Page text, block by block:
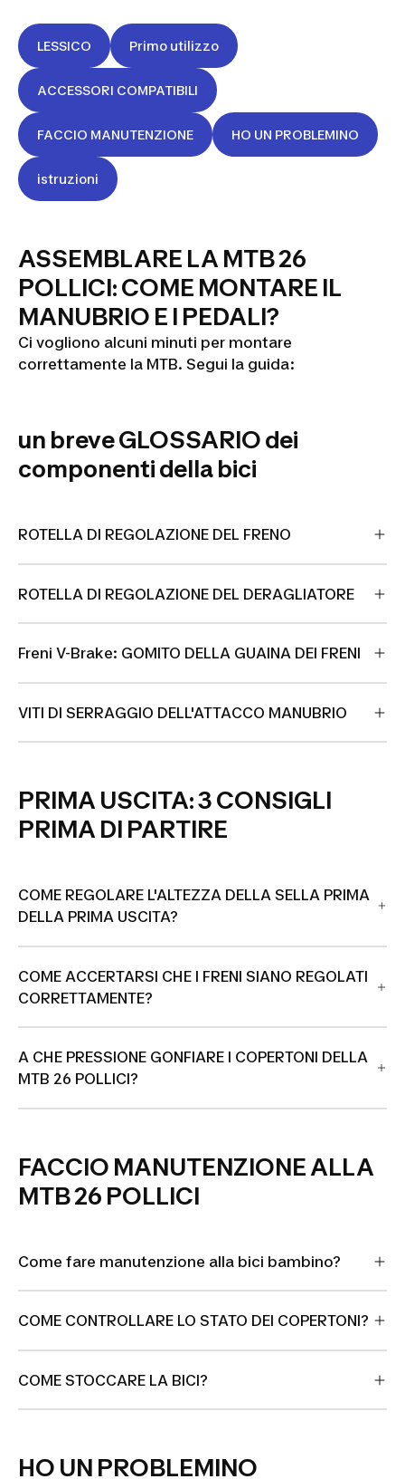
LESSICO Primo utilizzo
ACCESSORI COMPATIBILI
FACCIO MANUTENZIONE HO UN PROBLEMINO
istruzioni
ASSEMBLARE LA MTB 26
POLLICI: COME MONTARE IL
MANUBRIO E I PEDALI?
Ci vogliono alcuni minuti per montare
correttamente la MTB. Segui la guida:
ROCKRIDER
26" EXPL
un breve GLOSSARIO dei
componenti della bici
ROTELLA DI REGOLAZIONE DEL FRENO
ROTELLA DI REGOLAZIONE DEL DERAGLIATORE
Freni V-Brake: GOMITO DELLA GUAINA DEI FRENI
VITI DI SERRAGGIO DELL'ATTACCO MANUBRIO
PRIMA USCITA: 3 CONSIGLI
PRIMA DI PARTIRE
COME REGOLARE L'ALTEZZA DELLA SELLA PRIMA
DELLA PRIMA USCITA?
COME ACCERTARSI CHE I FRENI SIANO REGOLATI
CORRETTAMENTE?
A CHE PRESSIONE GONFIARE I COPERTONI DELLA
MTB 26 POLLICI?
FACCIO MANUTENZIONE ALLA
MTB 26 POLLICI
Come fare manutenzione alla bici bambino?
COME CONTROLLARE LO STATO DEI COPERTONI?
COME STOCCARE LA BICI?
HO UN PROBLEMINO